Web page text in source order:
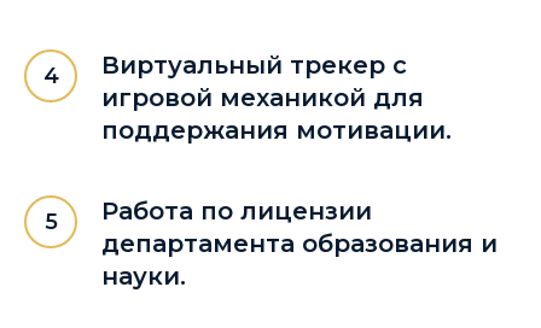
Виртуальный трекер с
игровой механикой для
поддержания мотивации.
Работа по лицензии
департамента образования и
науки.